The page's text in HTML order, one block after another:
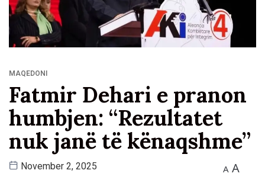
MAQEDONI
Fatmir Dehari e pranon
humbjen: “Rezultatet
nuk janë të kënaqshme”
November 2, 2025 A A